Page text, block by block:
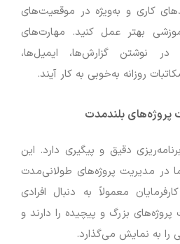
کاری و به‌ویژه در موقعیت‌های
بهتر عمل کنید. مهارت‌های
در نوشتن گزارش‌ها، ایمیل‌ها،
روزانه به‌خوبی به کار آیند.
پروژه‌های بلندمدت
دقیق و پیگیری دارد. این
در مدیریت پروژه‌های طولانی‌مدت
معمولاً به دنبال افرادی
بزرگ و پیچیده را دارند و
را به نمایش می‌گذارد.